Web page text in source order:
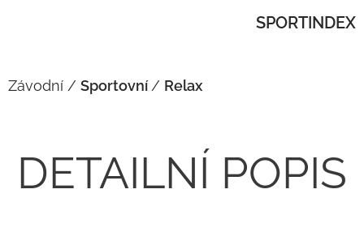
SPORTINDEX
Závodní / Sportovní/ Relax
DETAILNÍ POPIS